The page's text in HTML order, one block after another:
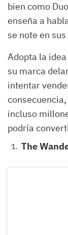
bien como
enseña a
se note en
Adopta la
su marca
intentar
incluso
podría
The